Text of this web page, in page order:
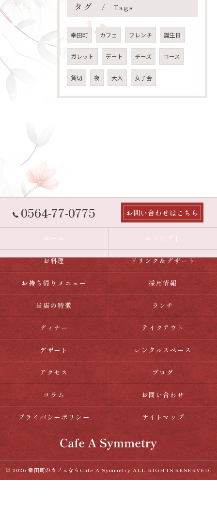
タグ Tags
幸田町 カフェ フレンチ 誕生日
ガレット デート チーズ コース
貸切 夜 大人 女子会
0564-77-0775 お問い合わせはこちら
ホーム コンセプト
お料理 ドリンク＆デザート
お持ち帰りメニュー 採用情報
当店の特徴 ランチ
ディナー テイクアウト
デザート レンタルスペース
アクセス ブログ
コラム お問い合わせ
プライバシーポリシー サイトマップ
© 2026 幸田町のカフェならCafe A Symmetry ALL RIGHTS RESERVED.